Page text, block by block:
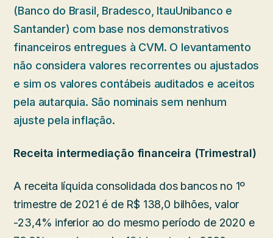
(Banco do Brasil, Bradesco, ItauUnibanco e
Santander) com base nos demonstrativos
financeiros entregues à CVM. O levantamento
não considera valores recorrentes ou ajustados
e sim os valores contábeis auditados e aceitos
pela autarquia. São nominais sem nenhum
ajuste pela inflação.
Receita intermediação financeira (Trimestral)
A receita líquida consolidada dos bancos no 1º
trimestre de 2021 é de R$ 138,0 bilhões, valor
-23,4% inferior ao do mesmo período de 2020 e